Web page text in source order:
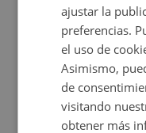
ajustar la
preferencias.
el uso de
Asimismo,
de
visitando
obtener más